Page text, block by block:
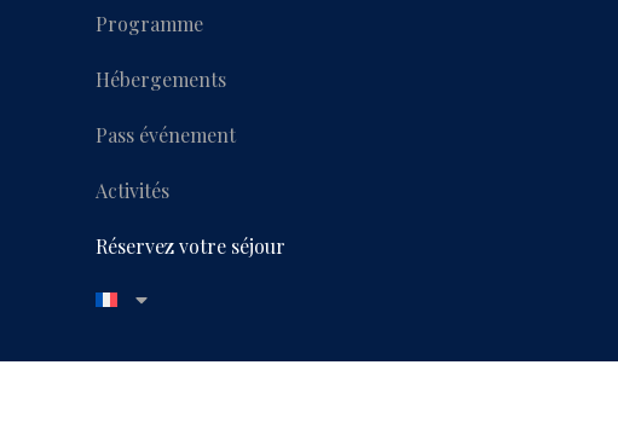
Programme
Hébergements
Pass événement
Activités
Réservez votre séjour